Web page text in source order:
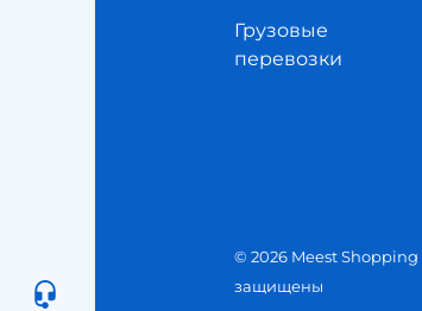
Грузовые
перевозки
© 2026 Meest Shopping
защищены